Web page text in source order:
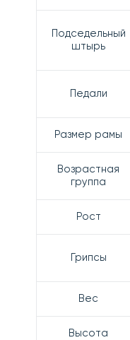
Подседельный
штырь
Педали
Размер рамы
Возрастная
группа
Рост
Грипсы
Вес
Высота